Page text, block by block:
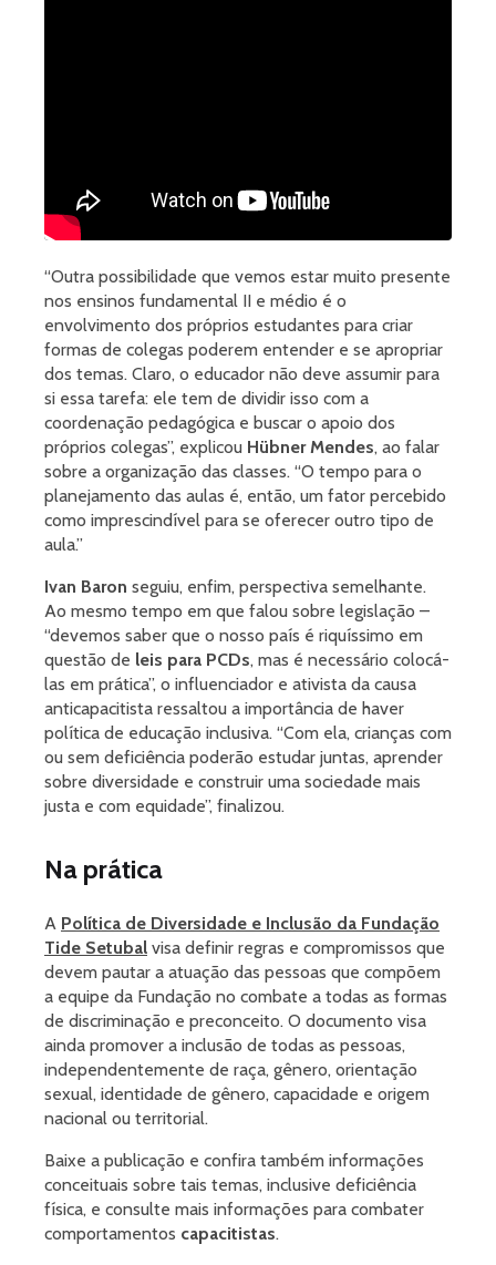
“Outra possibilidade que vemos estar muito presente
nos ensinos fundamental II e médio é o
envolvimento dos próprios estudantes para criar
formas de colegas poderem entender e se apropriar
dos temas. Claro, o educador não deve assumir para
si essa tarefa: ele tem de dividir isso com a
coordenação pedagógica e buscar o apoio dos
próprios colegas”, explicou Hübner Mendes, ao falar
sobre a organização das classes. “O tempo para o
planejamento das aulas é, então, um fator percebido
como imprescindível para se oferecer outro tipo de
aula.”
Ivan Baron seguiu, enfim, perspectiva semelhante.
Ao mesmo tempo em que falou sobre legislação –
“devemos saber que o nosso país é riquíssimo em
questão de leis para PCDs, mas é necessário colocá-
las em prática”, o influenciador e ativista da causa
anticapacitista ressaltou a importância de haver
política de educação inclusiva. “Com ela, crianças com
ou sem deficiência poderão estudar juntas, aprender
sobre diversidade e construir uma sociedade mais
justa e com equidade”, finalizou.
Na prática
A Política de Diversidade e Inclusão da Fundação
Tide Setubal visa definir regras e compromissos que
devem pautar a atuação das pessoas que compõem
a equipe da Fundação no combate a todas as formas
de discriminação e preconceito. O documento visa
ainda promover a inclusão de todas as pessoas,
independentemente de raça, gênero, orientação
sexual, identidade de gênero, capacidade e origem
nacional ou territorial.
Baixe a publicação e confira também informações
conceituais sobre tais temas, inclusive deficiência
física, e consulte mais informações para combater
comportamentos capacitistas.